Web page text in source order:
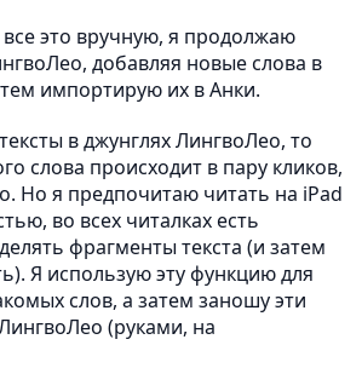
это вручную, я продолжаю
добавляя новые слова в
импортирую их в Анки.
в джунглях ЛингвоЛео, то
слова происходит в пару кликов,
Но я предпочитаю читать на iPad
во всех читалках есть
фрагменты текста (и затем
Я использую эту функцию для
слов, а затем заношу эти
(руками, на